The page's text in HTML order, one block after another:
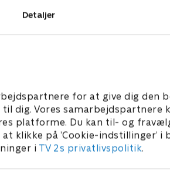
Detaljer
for at give dig den
dig. Vores samarbejdspartnere
platforme. Du kan til- og
klikke på ’Cookie-indstillinger’ i
i TV 2s privatlivspolitik.
til
Hold på hat og briller. Tv-